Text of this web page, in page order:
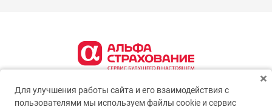
Для улучшения работы сайта и его взаимодействия с
пользователями мы используем файлы cookie и сервис